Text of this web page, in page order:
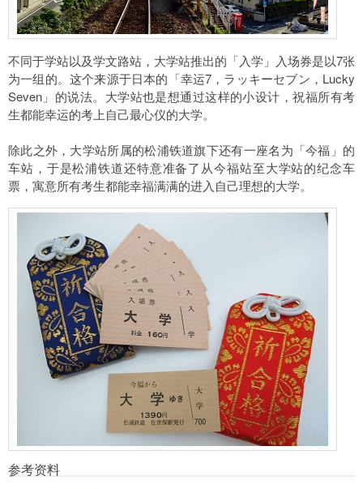
不同于学站以及学文路站，大学站推出的「入学」入场券是以7张
为一组的。这个来源于日本的「幸运7，ラッキーセブン，Lucky
Seven」的说法。大学站也是想通过这样的小设计，祝福所有考
生都能幸运的考上自己最心仪的大学。
除此之外，大学站所属的松浦铁道旗下还有一座名为「今福」的
车站，于是松浦铁道还特意准备了从今福站至大学站的纪念车
票，寓意所有考生都能幸福满满的进入自己理想的大学。
参考资料